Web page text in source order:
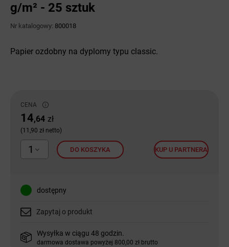
g/m² - 25 sztuk
Nr katalogowy: 800018
CENA
14,64 zł
(11,90 zł netto)
1 DO KOSZYKA KUP U PARTNERA
dostępny
Zapytaj o produkt
Wysyłka w ciągu 48 godzin.
darmowa dostawa powyżej 800,00 zł brutto
Papier ozdobny na dyplomy typu classic.